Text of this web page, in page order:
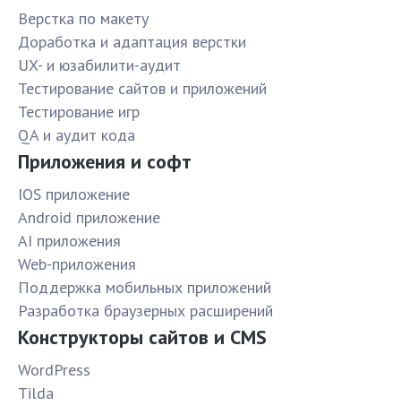
Верстка по макету
Доработка и адаптация верстки
UX- и юзабилити-аудит
Тестирование сайтов и приложений
Тестирование игр
QA и аудит кода
Приложения и софт
IOS приложение
Android приложение
AI приложения
Web-приложения
Поддержка мобильных приложений
Разработка браузерных расширений
Конструкторы сайтов и CMS
WordPress
Tilda